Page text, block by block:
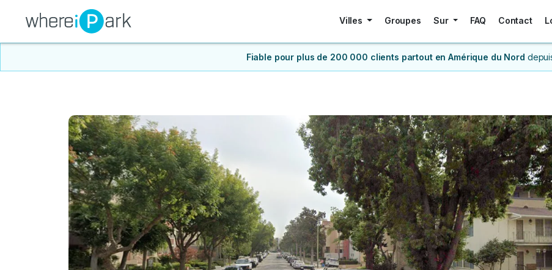
Villes Groupes Sur FAQ Contact
Fiable pour plus de 200 000 clients partout en Amérique du Nord